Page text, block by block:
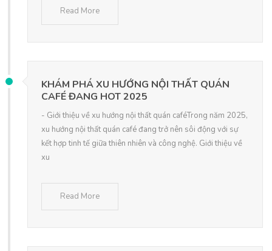
Read More
KHÁM PHÁ XU HƯỚNG NỘI THẤT QUÁN
CAFÉ ĐANG HOT 2025
- Giới thiệu về xu hướng nội thất quán caféTrong năm 2025,
xu hướng nội thất quán café đang trở nên sôi động với sự
kết hợp tinh tế giữa thiên nhiên và công nghệ. Giới thiệu về
xu
Read More